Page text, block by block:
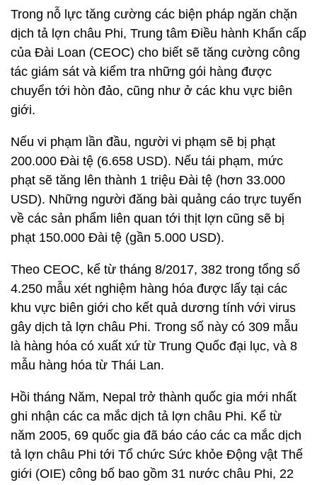
Trong nỗ lực tăng cường các biện pháp ngăn chặn
dịch tả lợn châu Phi, Trung tâm Điều hành Khẩn cấp
của Đài Loan (CEOC) cho biết sẽ tăng cường công
tác giám sát và kiểm tra những gói hàng được
chuyển tới hòn đảo, cũng như ở các khu vực biên
giới.
Nếu vi phạm lần đầu, người vi phạm sẽ bị phạt
200.000 Đài tệ (6.658 USD). Nếu tái phạm, mức
phạt sẽ tăng lên thành 1 triệu Đài tệ (hơn 33.000
USD). Những người đăng bài quảng cáo trực tuyến
về các sản phẩm liên quan tới thịt lợn cũng sẽ bị
phạt 150.000 Đài tệ (gần 5.000 USD).
Theo CEOC, kể từ tháng 8/2017, 382 trong tổng số
4.250 mẫu xét nghiệm hàng hóa được lấy tại các
khu vực biên giới cho kết quả dương tính với virus
gây dịch tả lợn châu Phi. Trong số này có 309 mẫu
là hàng hóa có xuất xứ từ Trung Quốc đại lục, và 8
mẫu hàng hóa từ Thái Lan.
Hồi tháng Năm, Nepal trở thành quốc gia mới nhất
ghi nhận các ca mắc dịch tả lợn châu Phi. Kể từ
năm 2005, 69 quốc gia đã báo cáo các ca mắc dịch
tả lợn châu Phi tới Tổ chức Sức khỏe Động vật Thế
giới (OIE) công bố bao gồm 31 nước châu Phi, 22